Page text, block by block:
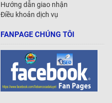
Hướng dẫn giao nhận
Điều khoản dịch vụ
FANPAGE CHÚNG TÔI